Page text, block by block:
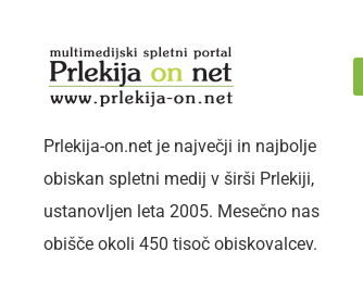
PETEK, 7. AVGUST 2026 Sledite nam:
Prlekija-on.net je največji in najbolje
obiskan spletni medij v širši Prlekiji,
ustanovljen leta 2005. Mesečno nas
obišče okoli 450 tisoč obiskovalcev.